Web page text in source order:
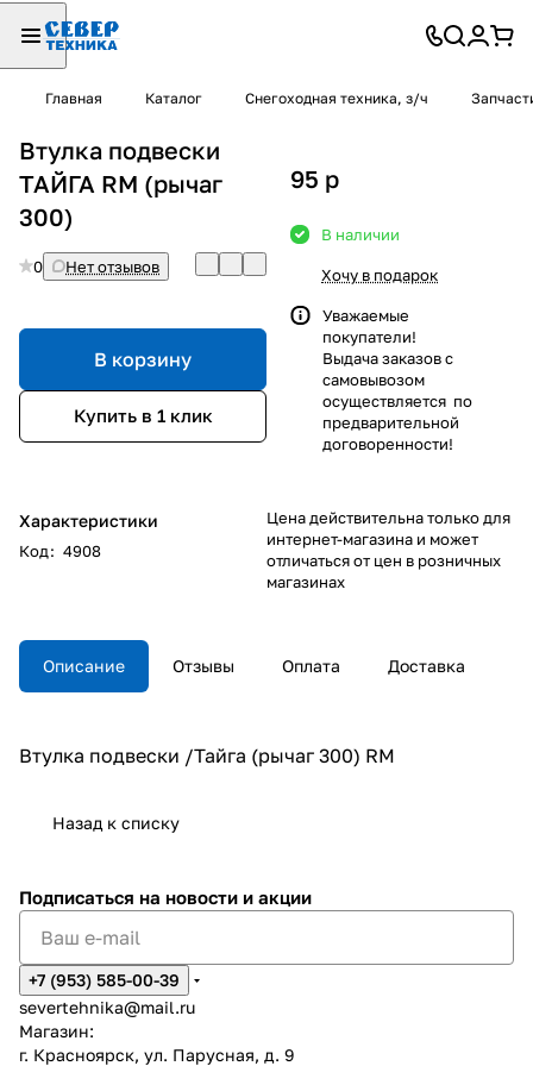
Главная Каталог Снегоходная техника, з/ч
Втулка подвески
ТАЙГА RM (рычаг
300)
0 Нет отзывов
В корзину
Купить в 1 клик
Характеристики
Код: 4908
95 p
В наличии
Хочу в подарок
Уважаемые
покупатели!
Выдача заказов с
самовывозом
осуществляется по
предварительной
договоренности!
Цена действительна только для
интернет-магазина и может
отличаться от цен в розничных
магазинах
Описание Отзывы Оплата Доставка
Втулка подвески /Тайга (рычаг 300) RM
Назад к списку
Подписаться на новости и акции
+7 (953) 585-00-39
severtehnika@mail.ru
Магазин:
г. Красноярск, ул. Парусная, д. 9